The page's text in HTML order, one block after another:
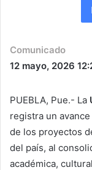
Comunicado
12 mayo, 2026
PUEBLA, Pue.- La
registra un
de los proyectos
del país, al
académica,